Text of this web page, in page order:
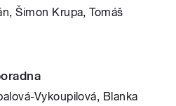
Šimon Krupa, Tomáš
Vykoupilová, Blanka